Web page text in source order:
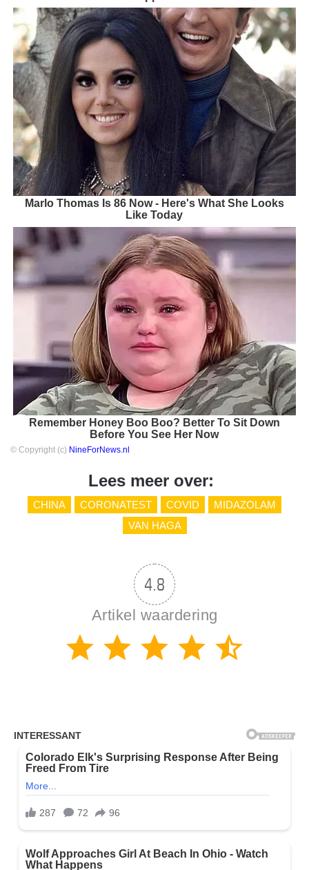
Marlo Thomas Is 86 Now - Here's What She Looks
Like Today
Remember Honey Boo Boo? Better To Sit Down
Before You See Her Now
© Copyright (c) NineForNews.nl
Lees meer over:
CHINA CORONATEST COVID
MIDAZOLAM
VAN HAGA
4.8
Artikel waardering